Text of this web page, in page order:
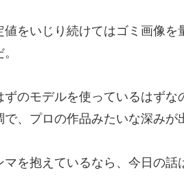
値をいじり続けてはゴミ画像
ずのモデルを使っているはずな
で、プロの作品みたいな深みが
マを抱えているなら、今日の話